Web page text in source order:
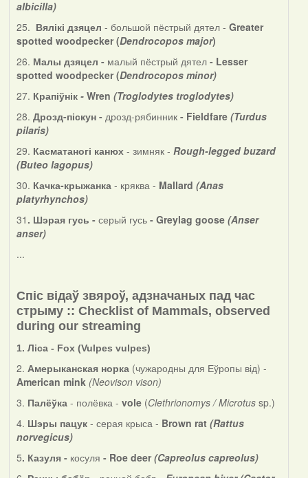
albicilla)
25. Вялікі дзяцел - большой пёстрый дятел - Greater
spotted woodpecker (Dendrocopos major)
26. Малы дзяцел - малый пёстрый дятел- Lesser
spotted woodpecker (Dendrocopos minor)
27. Крапіўнік - Wren (Troglodytes troglodytes)
28. Дрозд-піскун - дрозд-рябинник- Fieldfare(Turdus
pilaris)
29. Касматаногі канюх- зимняк - Rough-legged buzard
(Buteo lagopus)
30. Качка-крыжанка - кряква - Mallard (Anas
platyrhynchos)
31 . Шэрая гусь - серый гусь - Greylag goose (Anser
anser)
...
Спіс відаў звяроў, адзначаных пад час
стрыму :: Checklist of Mammals, observed
during our streaming
1. Ліса - Fox (Vulpes vulpes)
2. Амерыканская норка(чужародны для Еўропы від) -
American mink (Neovison vison)
3. Палёўка- полёвка - vole (Clethrionomys / Microtussp.)
4. Шэры пацук- серая крыса - Brown rat(Rattus
norvegicus)
5. Казуля - косуля - Roe deer(Capreolus capreolus)